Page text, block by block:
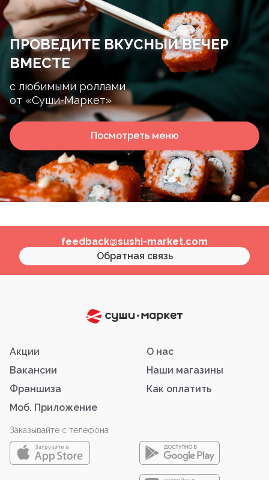
ПРОВЕДИТЕ ВКУСНЫЙ ВЕЧЕР
ВМЕСТЕ
с любимыми роллами
от «Суши-Маркет»
Посмотреть меню
feedback@sushi-market.com
Обратная связь
Акции
О нас
Вакансии
Наши магазины
Франшиза
Как оплатить
Моб. Приложение
Заказывайте с телефона